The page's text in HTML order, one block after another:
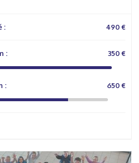
: 490 €
:
350 €
:
650 €